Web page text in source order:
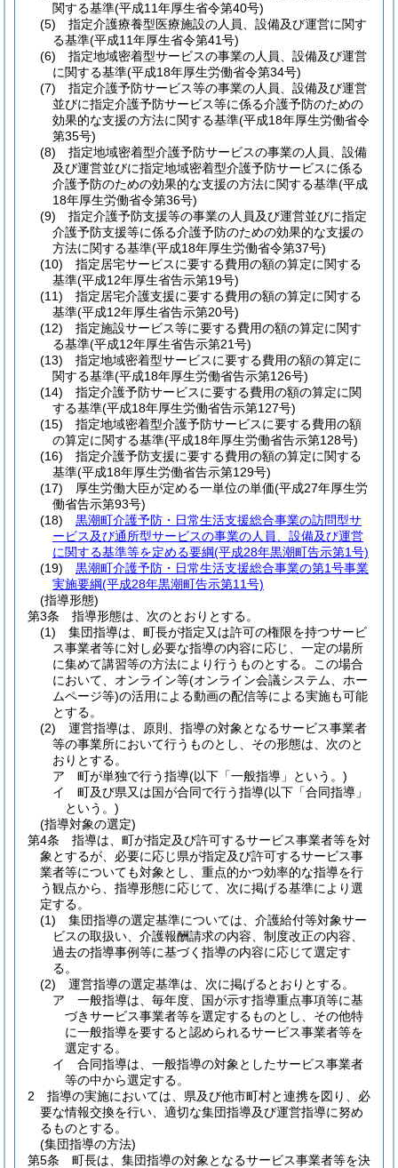
関する基準(平成11年厚生省令第40号)
(5)
指定介護療養型医療施設の人員、設備及び運営に関す
る基準(平成11年厚生省令第41号)
(6)
指定地域密着型サービスの事業の人員、設備及び運営
に関する基準(平成18年厚生労働省令第34号)
(7)
指定介護予防サービス等の事業の人員、設備及び運営
並びに指定介護予防サービス等に係る介護予防のための
効果的な支援の方法に関する基準(平成18年厚生労働省令
第35号)
(8)
指定地域密着型介護予防サービスの事業の人員、設備
及び運営並びに指定地域密着型介護予防サービスに係る
介護予防のための効果的な支援の方法に関する基準(平成
18年厚生労働省令第36号)
(9)
指定介護予防支援等の事業の人員及び運営並びに指定
介護予防支援等に係る介護予防のための効果的な支援の
方法に関する基準(平成18年厚生労働省令第37号)
(10)
指定居宅サービスに要する費用の額の算定に関する
基準(平成12年厚生省告示第19号)
(11)
指定居宅介護支援に要する費用の額の算定に関する
基準(平成12年厚生省告示第20号)
(12)
指定施設サービス等に要する費用の額の算定に関す
る基準(平成12年厚生省告示第21号)
(13)
指定地域密着型サービスに要する費用の額の算定に
関する基準(平成18年厚生労働省告示第126号)
(14)
指定介護予防サービスに要する費用の額の算定に関
する基準(平成18年厚生労働省告示第127号)
(15)
指定地域密着型介護予防サービスに要する費用の額
の算定に関する基準(平成18年厚生労働省告示第128号)
(16)
指定介護予防支援に要する費用の額の算定に関する
基準(平成18年厚生労働省告示第129号)
(17)
厚生労働大臣が定める一単位の単価(平成27年厚生労
働省告示第93号)
(18)
黒潮町介護予防・日常生活支援総合事業の訪問型サ
ービス及び通所型サービスの事業の人員、設備及び運営
に関する基準等を定める要綱(平成28年黒潮町告示第1号)
(19)
黒潮町介護予防・日常生活支援総合事業の第1号事業
実施要綱(平成28年黒潮町告示第11号)
(指導形態)
第3条
指導形態は、次のとおりとする。
(1)
集団指導は、町長が指定又は許可の権限を持つサービ
ス事業者等に対し必要な指導の内容に応じ、一定の場所
に集めて講習等の方法により行うものとする。
この場合
において、オンライン等(オンライン会議システム、ホー
ムページ等)の活用による動画の配信等による実施も可能
とする。
(2)
運営指導は、原則、指導の対象となるサービス事業者
等の事業所において行うものとし、その形態は、次のと
おりとする。
ア
町が単独で行う指導(以下「一般指導」という。)
イ
町及び県又は国が合同で行う指導(以下「合同指導」
という。)
(指導対象の選定)
第4条
指導は、町が指定及び許可するサービス事業者等を対
象とするが、必要に応じ県が指定及び許可するサービス事
業者等についても対象とし、重点的かつ効率的な指導を行
う観点から、指導形態に応じて、次に掲げる基準により選
定する。
(1)
集団指導の選定基準については、介護給付等対象サー
ビスの取扱い、介護報酬請求の内容、制度改正の内容、
過去の指導事例等に基づく指導の内容に応じて選定す
る。
(2)
運営指導の選定基準は、次に掲げるとおりとする。
ア
一般指導は、毎年度、国が示す指導重点事項等に基
づきサービス事業者等を選定するものとし、その他特
に一般指導を要すると認められるサービス事業者等を
選定する。
イ
合同指導は、一般指導の対象としたサービス事業者
等の中から選定する。
2
指導の実施においては、県及び他市町村と連携を図り、必
要な情報交換を行い、適切な集団指導及び運営指導に努め
るものとする。
(集団指導の方法)
第5条
町長は、集団指導の対象となるサービス事業者等を決